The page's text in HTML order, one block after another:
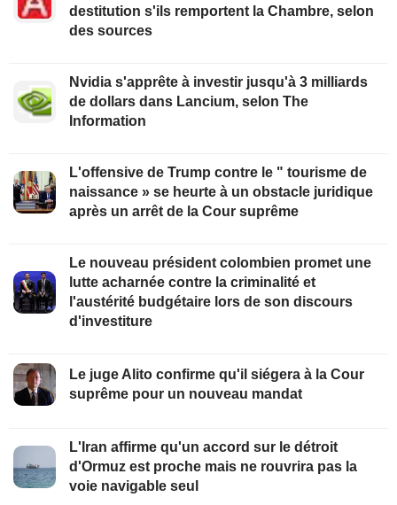
destitution s'ils remportent la Chambre, selon
des sources
Nvidia s'apprête à investir jusqu'à 3 milliards
de dollars dans Lancium, selon The
Information
L'offensive de Trump contre le " tourisme de
naissance » se heurte à un obstacle juridique
après un arrêt de la Cour suprême
Le nouveau président colombien promet une
lutte acharnée contre la criminalité et
l'austérité budgétaire lors de son discours
d'investiture
Le juge Alito confirme qu'il siégera à la Cour
suprême pour un nouveau mandat
L'Iran affirme qu'un accord sur le détroit
d'Ormuz est proche mais ne rouvrira pas la
voie navigable seul